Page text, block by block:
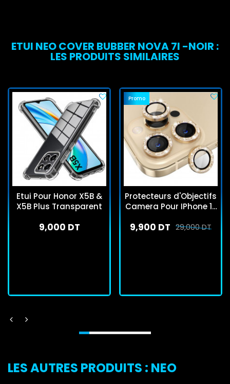
ETUI NEO COVER BUBBER NOVA 7I -NOIR :
LES PRODUITS SIMILAIRES
Etui Pour Honor X5B &
X5B Plus Transparent
9,000 DT
Promo
Protecteurs d'Objectifs
Camera Pour IPhone 12
29,000 DT
9,900 DT
LES AUTRES PRODUITS : NEO